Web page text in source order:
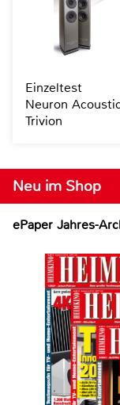
Neu im Shop
ePaper Jahres-
Einzeltest
Neuron Acoustic
Trivion